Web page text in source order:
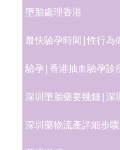
墮胎處理香港
最快驗孕時間|性行為
驗孕|香港抽血驗孕診
深圳墮胎藥要幾錢|深
深圳藥物流產詳細步